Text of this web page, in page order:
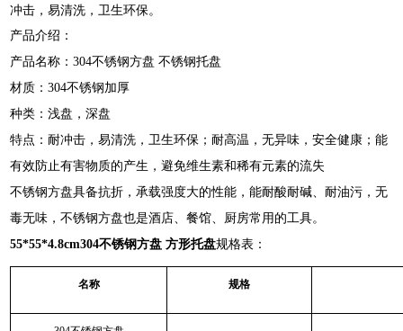
冲击，易清洗，卫生环保。
产品介绍：
产品名称：304不锈钢方盘 不锈钢托盘
材质：304不锈钢加厚
种类：浅盘，深盘
特点：耐冲击，易清洗，卫生环保；耐高温，无异味，安全健康；能
有效防止有害物质的产生，避免维生素和稀有元素的流失
不锈钢方盘具备抗折，承载强度大的性能，能耐酸耐碱、耐油污，无
毒无味，不锈钢方盘也是酒店、餐馆、厨房常用的工具。
55*55*4.8cm304不锈钢方盘 方形托盘规格表：
名称 规格